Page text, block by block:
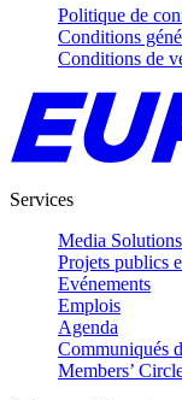
Politique de
Conditions
Conditions de
Services
Media Solutions
Projets publics
Evénements
Emplois
Agenda
Communiqués
Members’